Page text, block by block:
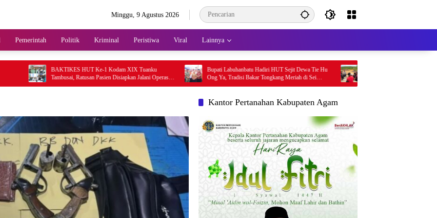
Minggu, 9 Agustus 2026
Pemerintah Politik Kriminal Peristiwa Viral Lainnya
BAKTIKES HUT Ke-1 Kodam XIX Tuanku
Tambusai, Ratusan Pasien Disiapkan Jalani Operasi
Gratis
Bupati Labuhanbatu Hadiri HUT Sejit Dewa Tie Hu
Ong Ya, Tradisi Bakar Tongkang Meriah di Sei
Berombang
Dugaan Oknum Guru SMPN Bernas Pelalawan
Cabuli Anak, Komnas PA Ungkap Laporan
Masuk Polres Sejak Juli
Kantor Pertanahan Kabupaten Agam